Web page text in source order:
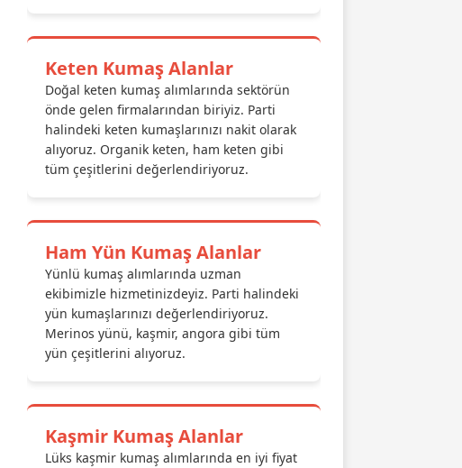
Keten Kumaş Alanlar
Doğal keten kumaş alımlarında sektörün
önde gelen firmalarından biriyiz. Parti
halindeki keten kumaşlarınızı nakit olarak
alıyoruz. Organik keten, ham keten gibi
tüm çeşitlerini değerlendiriyoruz.
Ham Yün Kumaş Alanlar
Yünlü kumaş alımlarında uzman
ekibimizle hizmetinizdeyiz. Parti halindeki
yün kumaşlarınızı değerlendiriyoruz.
Merinos yünü, kaşmir, angora gibi tüm
yün çeşitlerini alıyoruz.
Kaşmir Kumaş Alanlar
Lüks kaşmir kumaş alımlarında en iyi fiyat